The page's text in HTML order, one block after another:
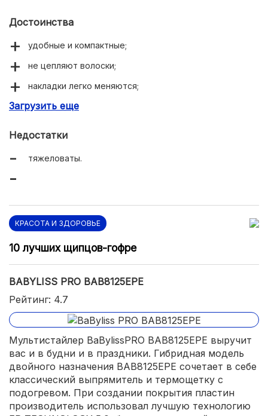
Достоинства
удобные и компактные;
не цепляют волоски;
накладки легко меняются;
температура регулируется;
Загрузить еще
Недостатки
тяжеловаты.
КРАСОТА И ЗДОРОВЬЕ
10 лучших щипцов-гофре
BABYLISS PRO BAB8125EPE
Рейтинг: 4.7
Мультистайлер BaBylissPRO BAB8125EPE выручит
вас и в будни и в праздники. Гибридная модель
двойного назначения BAB8125EPE сочетает в себе
классический выпрямитель и термощетку с
подогревом. При создании покрытия пластин
производитель использовал лучшую технологию